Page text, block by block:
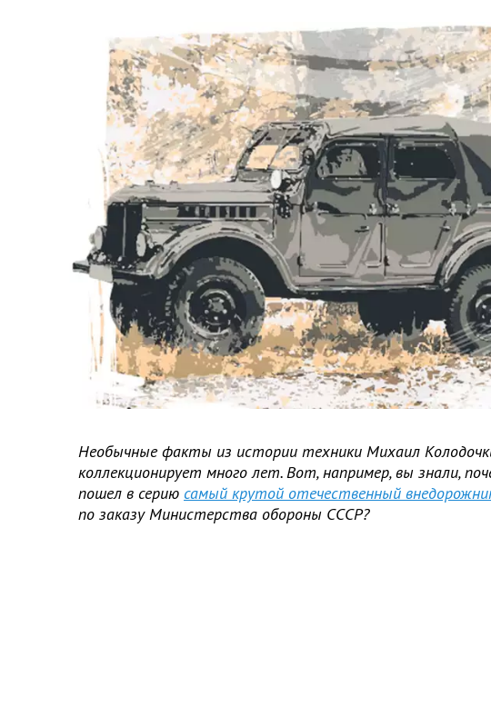
Необычные факты из истории техники Михаил
коллекционирует много лет. Вот, например, вы знали,
пошел в серию самый крутой отечественный
по заказу Министерства обороны СССР?